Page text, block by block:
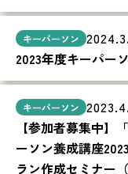
2023年度キーパー
【参加者募集中
ーソン養成講座
ラン作成セミナー